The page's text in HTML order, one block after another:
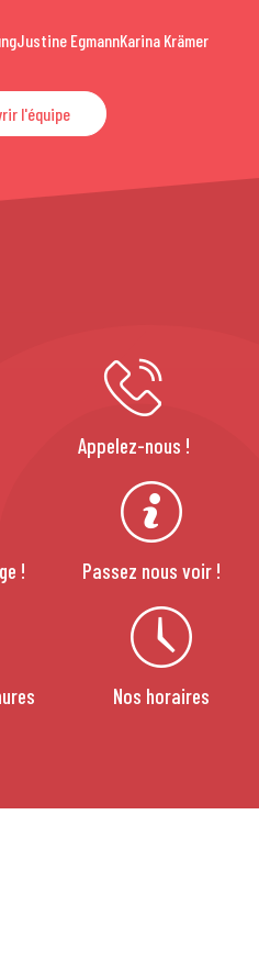
Justine EgmannKarina Krämer
l'équipe
Appelez-nous !
! Passez nous voir !
Nos horaires